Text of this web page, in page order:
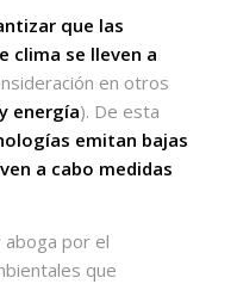
que las
clima se lleven a
en otros
energía). De esta
emitan bajas
a cabo medidas
aboga por el
que